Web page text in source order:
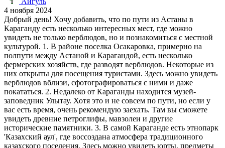
4 ноября 2024
Добрый день! Хочу добавить, что по пути из Астаны в
Караганду есть несколько интересных мест, где можно
увидеть не только верблюдов, но и познакомиться с местной
культурой. 1. В районе поселка Осакаровка, примерно на
полпути между Астаной и Карагандой, есть несколько
фермерских хозяйств, где разводят верблюдов. Некоторые из
них открыты для посещения туристами. Здесь можно увидеть
верблюдов вблизи, сфотографироваться с ними и даже
покататься. 2. Недалеко от Караганды находится музей-
заповедник Улытау. Хотя это и не совсем по пути, но если у
вас есть время, очень рекомендую заехать. Там вы сможете
увидеть древние петроглифы, мавзолеи и другие
исторические памятники. 3. В самой Караганде есть этнопарк
'Казахский аул', где воссоздана атмосфера традиционного
казахского поселения. Здесь можно увидеть юрты, предметы